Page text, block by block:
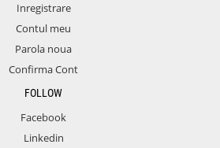
Inregistrare
Contul meu
Parola noua
Confirma Cont
FOLLOW
Facebook
Linkedin